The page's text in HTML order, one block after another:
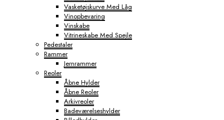
Vasketøjskurve Med Låg
Vinopbevaring
Vinskabe
Vitrineskabe Med Spejle
Pedestaler
Rammer
Jernrammer
Reoler
Åbne Hylder
Åbne Reoler
Arkivreoler
Badeværelseshylder